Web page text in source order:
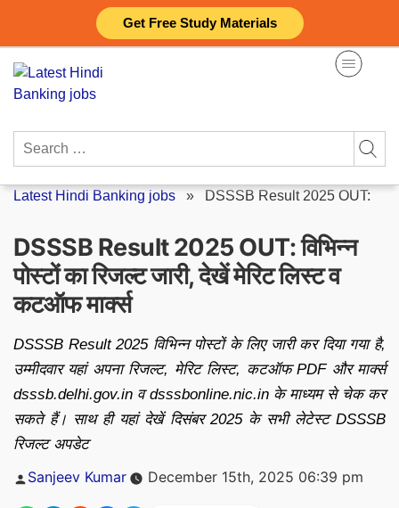
Get Free Study Materials
content
Search
Latest Hindi Banking jobs » DSSSB Result 2025 OUT:
DSSSB Result 2025 OUT: विभिन्न
पोस्टों का रिजल्ट जारी, देखें मेरिट लिस्ट व
कटऑफ मार्क्स
DSSSB Result 2025 विभिन्न पोस्टों के लिए जारी कर दिया गया है,
उम्मीदवार यहां अपना रिजल्ट, मेरिट लिस्ट, कटऑफ PDF और मार्क्स
dsssb.delhi.gov.in व dsssbonline.nic.in के माध्यम से चेक कर
सकते हैं। साथ ही यहां देखें दिसंबर 2025 के सभी लेटेस्ट DSSSB
रिजल्ट अपडेट
Posted
Sanjeev Kumar December 15th, 2025 06:39 pm